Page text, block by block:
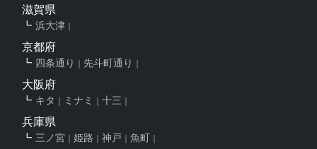
滋賀県
浜大津
京都府
四条通り 先斗町通り
大阪府
キタ ミナミ 十三
兵庫県
三ノ宮 姫路 神戸 魚町